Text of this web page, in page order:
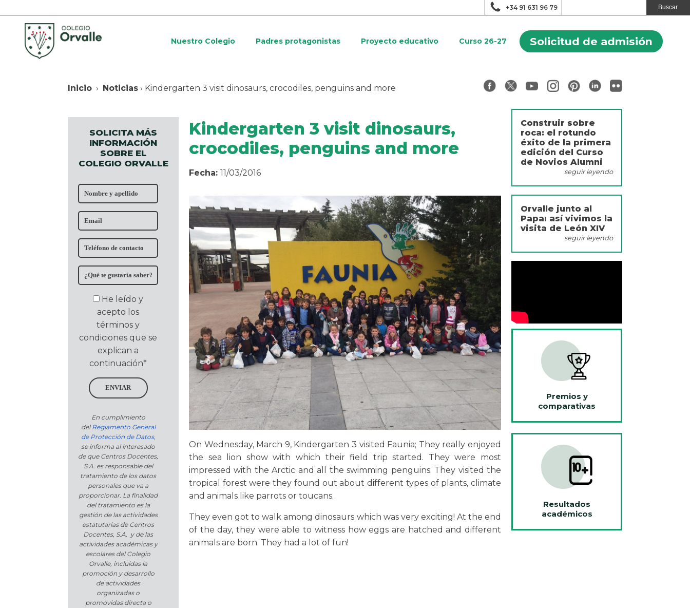
+34 91 631 96 79
Nuestro Colegio Padres protagonistas Proyecto educativo Curso 26-27 Solicitud de admisión
Inicio › Noticias › Kindergarten 3 visit dinosaurs, crocodiles, penguins and more
SOLICITA MÁS
INFORMACIÓN
SOBRE EL
COLEGIO ORVALLE
He leído y
acepto los
términos y
condiciones que se
explican a
continuación*
ENVIAR
En cumplimiento
delReglamento General
de Protección de Datos,
se informa al interesado
de que Centros Docentes,
S.A. es responsable del
tratamiento de los datos
personales que va a
proporcionar. La finalidad
del tratamiento es la
gestión de las actividades
estatutarias de Centros
Docentes, S.A. y de las
actividades académicas y
escolares del Colegio
Orvalle, incluidas la
promoción y desarrollo
de actividades
organizadas o
promovidas directa o
Kindergarten 3 visit dinosaurs,
crocodiles, penguins and more
Fecha: 11/03/2016
On Wednesday, March 9, Kindergarten 3 visited Faunia; They really enjoyed
the sea lion show with which their field trip started. They were most
impressed with the Arctic and all the swimming penguins. They visited the
tropical forest were they found out about different types of plants, climate
and animals like parrots or toucans.
They even got to walk among dinosaurs which was very exciting! At the end
of the day, they were able to witness how eggs are hatched and different
animals are born. They had a lot of fun!
Construir sobre
roca: el rotundo
éxito de la primera
edición del Curso
de Novios Alumni
seguir leyendo
Orvalle junto al
Papa: así vivimos la
visita de León XIV
seguir leyendo
Premios y
comparativas
Resultados
académicos